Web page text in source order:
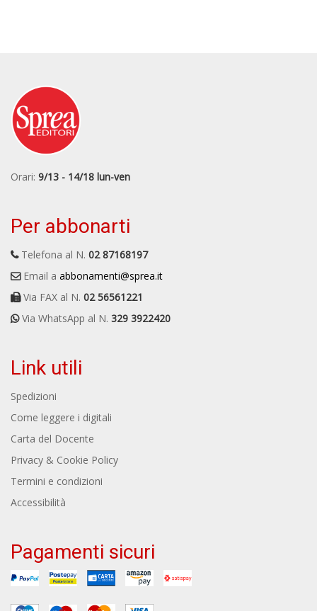
Orari: 9/13 - 14/18 lun-ven
Per abbonarti
Telefona al N. 02 87168197
Email a abbonamenti@sprea.it
Via FAX al N. 02 56561221
Via WhatsApp al N. 329 3922420
Link utili
Spedizioni
Come leggere i digitali
Carta del Docente
Privacy & Cookie Policy
Termini e condizioni
Accessibilità
Pagamenti sicuri